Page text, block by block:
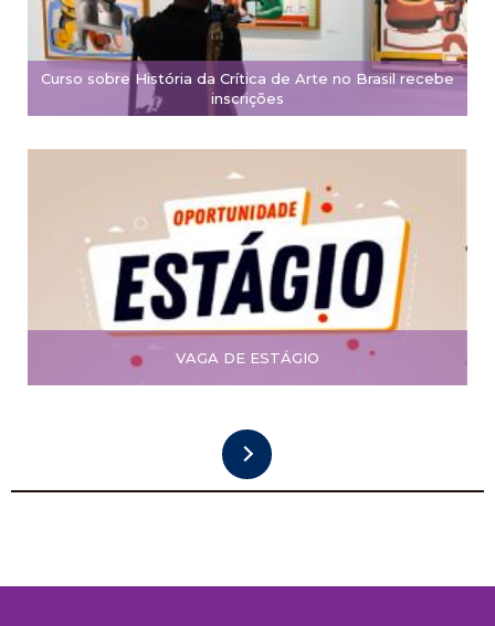
Curso sobre História da Crítica de Arte no Brasil recebe
inscrições
VAGA DE ESTÁGIO